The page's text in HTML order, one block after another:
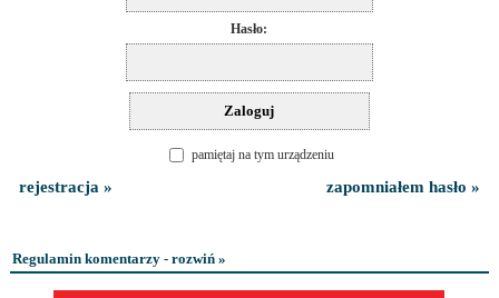
Hasło:
pamiętaj na tym urządzeniu
rejestracja » zapomniałem hasło »
Regulamin komentarzy - rozwiń »